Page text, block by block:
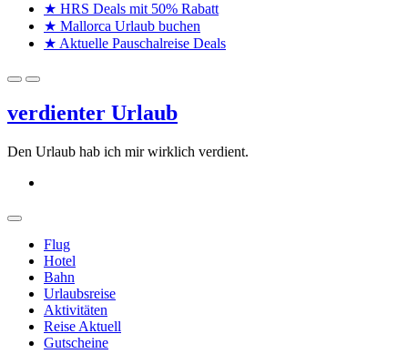
★ HRS Deals mit 50% Rabatt
★ Mallorca Urlaub buchen
★ Aktuelle Pauschalreise Deals
verdienter Urlaub
Den Urlaub hab ich mir wirklich verdient.
Flug
Hotel
Bahn
Urlaubsreise
Aktivitäten
Reise Aktuell
Gutscheine